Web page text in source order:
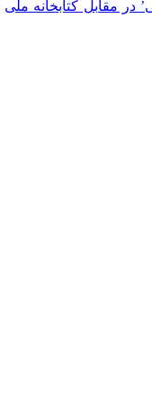
در مقابل کتابخانه ملی